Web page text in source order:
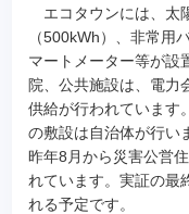
エコタウンには、太
（500kWh）、非常用
マートメーター等が設
院、公共施設は、電力
供給が行われています
の敷設は自治体が行い
昨年8月から災害公営
れています。実証の最
れる予定です。